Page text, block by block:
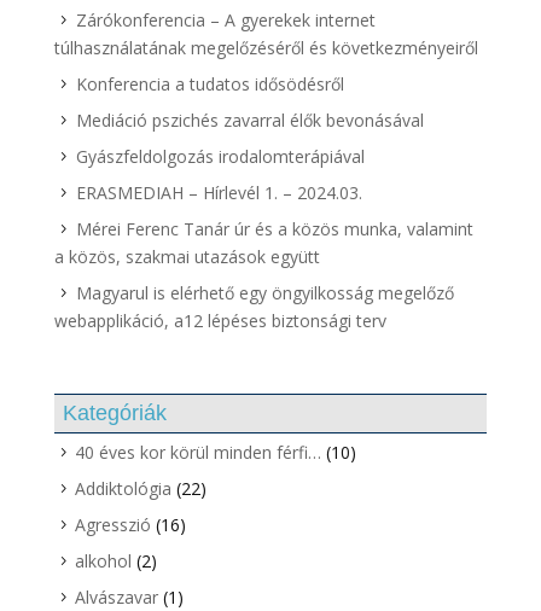
Zárókonferencia – A gyerekek internet
túlhasználatának megelőzéséről és következményeiről
Konferencia a tudatos idősödésről
Mediáció pszichés zavarral élők bevonásával
Gyászfeldolgozás irodalomterápiával
ERASMEDIAH – Hírlevél 1. – 2024.03.
Mérei Ferenc Tanár úr és a közös munka, valamint
a közös, szakmai utazások együtt
Magyarul is elérhető egy öngyilkosság megelőző
webapplikáció, a12 lépéses biztonsági terv
Kategóriák
40 éves kor körül minden férfi… (10)
Addiktológia (22)
Agresszió (16)
alkohol (2)
Alvászavar(1)